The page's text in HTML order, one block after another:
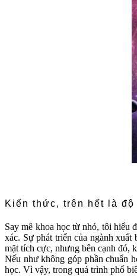
Kiến thức, trên hết là độ
Say mê khoa học từ nhỏ, tôi hiểu
xác. Sự phát triển của ngành
mặt tích cực, nhưng bên cạnh đó,
Nếu như không góp phần chuẩn
học. Vì vậy, trong quá trình phổ